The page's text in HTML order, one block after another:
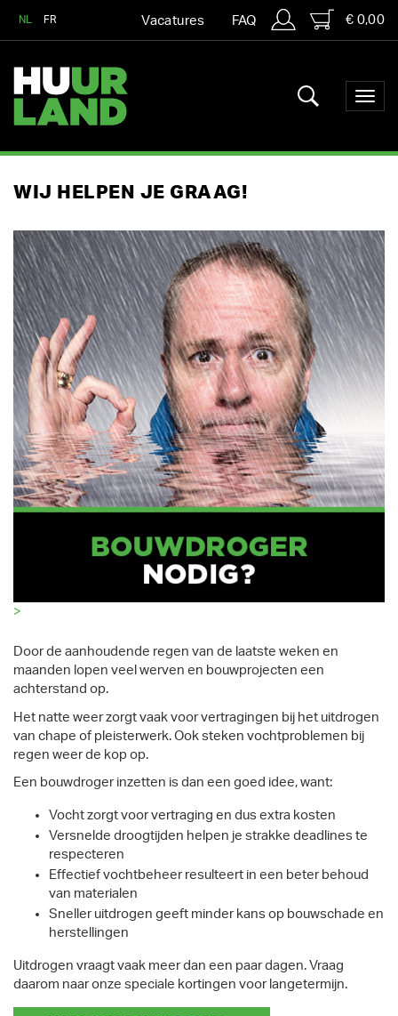
NL FR Vacatures FAQ € 0,00
WIJ HELPEN JE GRAAG!
>
Door de aanhoudende regen van de laatste weken en
maanden lopen veel werven en bouwprojecten een
achterstand op.
Het natte weer zorgt vaak voor vertragingen bij het uitdrogen
van chape of pleisterwerk. Ook steken vochtproblemen bij
regen weer de kop op.
Een bouwdroger inzetten is dan een goed idee, want:
Vocht zorgt voor vertraging en dus extra kosten
Versnelde droogtijden helpen je strakke deadlines te
respecteren
Effectief vochtbeheer resulteert in een beter behoud
van materialen
Sneller uitdrogen geeft minder kans op bouwschade en
herstellingen
Uitdrogen vraagt vaak meer dan een paar dagen. Vraag
daarom naar onze speciale kortingen voor langetermijn.